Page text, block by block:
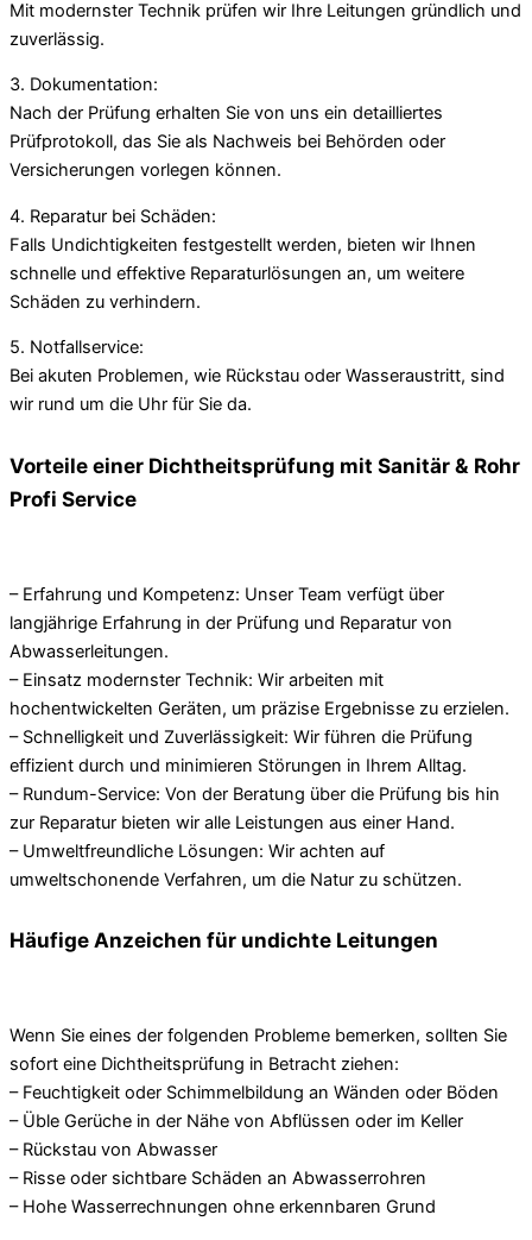
Mit modernster Technik prüfen wir Ihre Leitungen gründlich und
zuverlässig.
3. Dokumentation:
Nach der Prüfung erhalten Sie von uns ein detailliertes
Prüfprotokoll, das Sie als Nachweis bei Behörden oder
Versicherungen vorlegen können.
4. Reparatur bei Schäden:
Falls Undichtigkeiten festgestellt werden, bieten wir Ihnen
schnelle und effektive Reparaturlösungen an, um weitere
Schäden zu verhindern.
5. Notfallservice:
Bei akuten Problemen, wie Rückstau oder Wasseraustritt, sind
wir rund um die Uhr für Sie da.
Vorteile einer Dichtheitsprüfung mit Sanitär & Rohr
Profi Service
– Erfahrung und Kompetenz: Unser Team verfügt über
langjährige Erfahrung in der Prüfung und Reparatur von
Abwasserleitungen.
– Einsatz modernster Technik: Wir arbeiten mit
hochentwickelten Geräten, um präzise Ergebnisse zu erzielen.
– Schnelligkeit und Zuverlässigkeit: Wir führen die Prüfung
effizient durch und minimieren Störungen in Ihrem Alltag.
– Rundum-Service: Von der Beratung über die Prüfung bis hin
zur Reparatur bieten wir alle Leistungen aus einer Hand.
– Umweltfreundliche Lösungen: Wir achten auf
umweltschonende Verfahren, um die Natur zu schützen.
Häufige Anzeichen für undichte Leitungen
Wenn Sie eines der folgenden Probleme bemerken, sollten Sie
sofort eine Dichtheitsprüfung in Betracht ziehen:
– Feuchtigkeit oder Schimmelbildung an Wänden oder Böden
– Üble Gerüche in der Nähe von Abflüssen oder im Keller
– Rückstau von Abwasser
– Risse oder sichtbare Schäden an Abwasserrohren
– Hohe Wasserrechnungen ohne erkennbaren Grund